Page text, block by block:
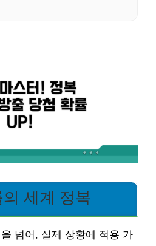
세계 정복
넘어, 실제 상황에 적용 가